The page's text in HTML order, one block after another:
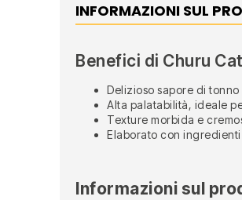
INFORMAZIONI SUL
Benefici di Churu
Delizioso sapore di
Alta palatabilità, ideale
Texture morbida e
Elaborato con
Informazioni sul